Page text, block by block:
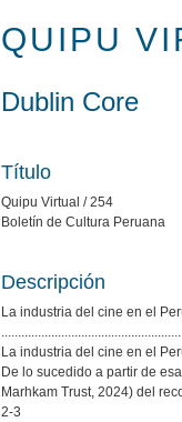
QUIPU
Dublin Core
Título
Quipu Virtual / 254
Boletín de Cultura Peruana
Descripción
La industria del cine en el
La industria del cine en el
De lo sucedido a partir de
Marhkam Trust, 2024) del
2-3